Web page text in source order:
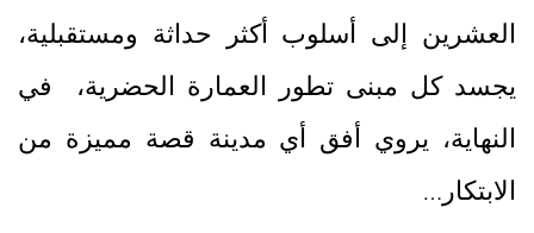
العشرين إلى أسلوب أكثر حداثة ومستقبلية،
يجسد كل مبنى تطور العمارة الحضرية، في
النهاية، يروي أفق أي مدينة قصة مميزة من
الابتكار…